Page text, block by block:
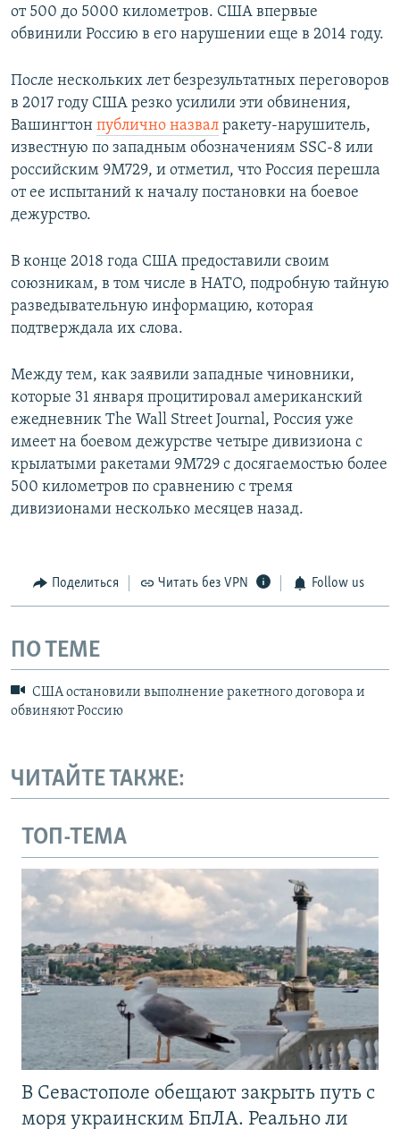
от 500 до 5000 километров. США впервые
обвинили Россию в его нарушении еще в 2014 году.
После нескольких лет безрезультатных переговоров
в 2017 году США резко усилили эти обвинения,
Вашингтон публично назвал ракету-нарушитель,
известную по западным обозначениям SSC-8 или
российским 9М729, и отметил, что Россия перешла
от ее испытаний к началу постановки на боевое
дежурство.
В конце 2018 года США предоставили своим
союзникам, в том числе в НАТО, подробную тайную
разведывательную информацию, которая
подтверждала их слова.
Между тем, как заявили западные чиновники,
которые 31 января процитировал американский
ежедневник The Wall Street Journal, Россия уже
имеет на боевом дежурстве четыре дивизиона с
крылатыми ракетами 9М729 с досягаемостью более
500 километров по сравнению с тремя
дивизионами несколько месяцев назад.
Поделиться Читать без VPN Follow us
ПО ТЕМЕ
США остановили выполнение ракетного договора и
обвиняют Россию
ЧИТАЙТЕ ТАКЖЕ:
ТОП-ТЕМА
В Севастополе обещают закрыть путь с
моря украинским БпЛА. Реально ли